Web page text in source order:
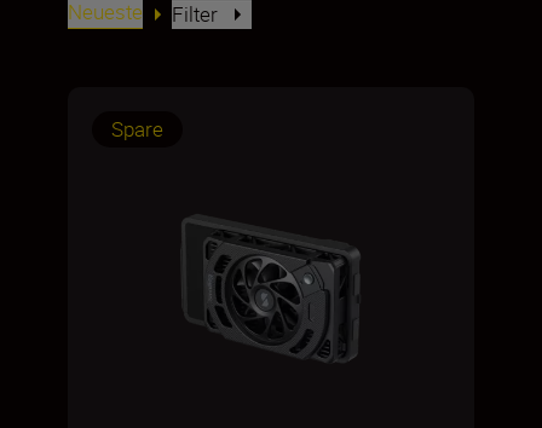
Neueste Filter
Spare